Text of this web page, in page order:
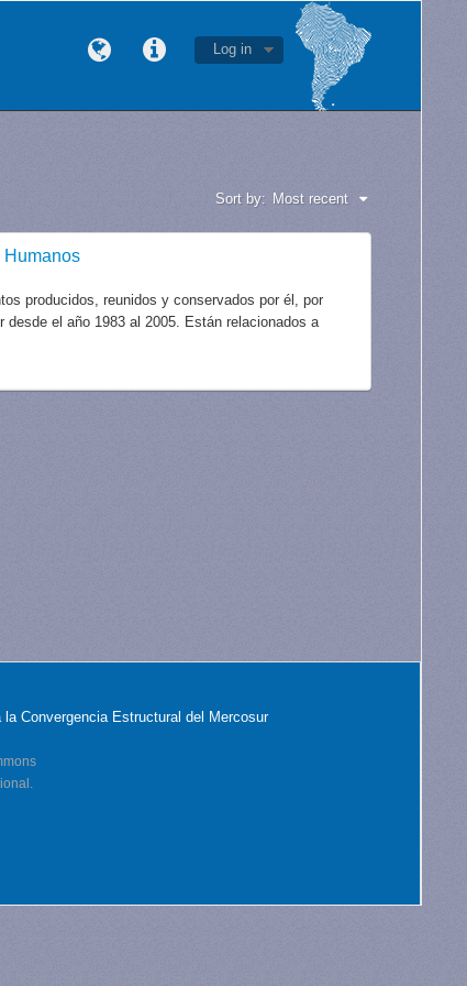
Log in
Sort by: Most recent
Humanos
producidos, reunidos y conservados por él, por
el año 1983 al 2005. Están relacionados a
Convergencia Estructural del Mercosur